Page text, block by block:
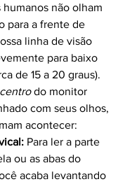
humanos não olham
para a frente de
linha de visão
para baixo
de 15 a 20 graus).
centro do monitor
com seus olhos,
acontecer:
Para ler a parte
ou as abas do
acaba levantando